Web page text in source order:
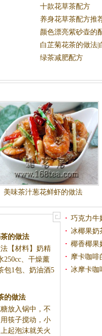
十款花草茶配方
养身花草茶配方推
颜色漂亮紫砂壶的
白芷菊花茶的做法|
绿茶减肥配方
美味茶汁葱花鲜虾的做法
的做法
【材料】奶精
匙、绿茶包1
做法
入锅中，不加
，边上起泡沫
巧克力牛
冰椰果奶
椰香椰果
摩卡咖啡
冰摩卡咖